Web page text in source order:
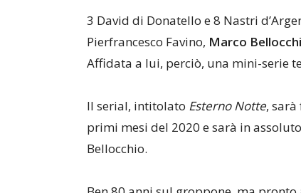
3 David di Donatello e 8 Nastri
Pierfrancesco Favino, Marco
Affidata a lui, perciò, una mini-serie
Il serial, intitolato Esterno Notte,
primi mesi del 2020 e sarà in
Bellocchio.